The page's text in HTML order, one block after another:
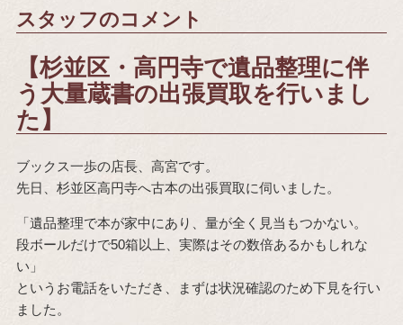
スタッフのコメント
【杉並区・高円寺で遺品整理に伴
う大量蔵書の出張買取を行いまし
た】
ブックス一歩の店長、高宮です。
先日、杉並区高円寺へ古本の出張買取に伺いました。
「遺品整理で本が家中にあり、量が全く見当もつかない。
段ボールだけで50箱以上、実際はその数倍あるかもしれな
い」
というお電話をいただき、まずは状況確認のため下見を行い
ました。